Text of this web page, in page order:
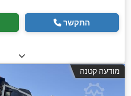
התקשר
מודעה קטנה